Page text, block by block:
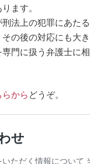
ます。
法上の犯罪にあた
の後の対応にも大
門に扱う弁護士に
らからどうぞ。